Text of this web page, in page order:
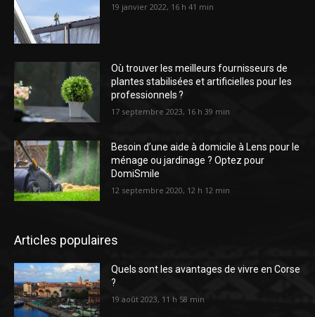
19 janvier 2022, 16 h 41 min
Où trouver les meilleurs fournisseurs de
plantes stabilisées et artificielles pour les
professionnels ?
17 septembre 2023, 16 h 39 min
Besoin d’une aide à domicile à Lens pour le
ménage ou jardinage ? Optez pour
DomiSmile
12 septembre 2020, 12 h 12 min
Articles populaires
Quels sont les avantages de vivre en Corse
?
19 août 2023, 11 h 58 min